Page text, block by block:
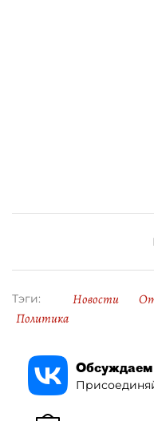
Тэги: Новости
Политика
Обсуждаем